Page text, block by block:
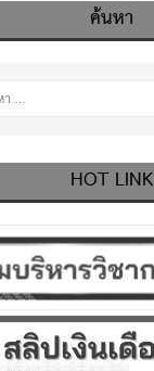
ค้นหา
HOT LINK